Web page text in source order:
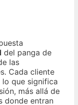
del panga de
las
Cada cliente
lo que significa
más allá de
donde entran